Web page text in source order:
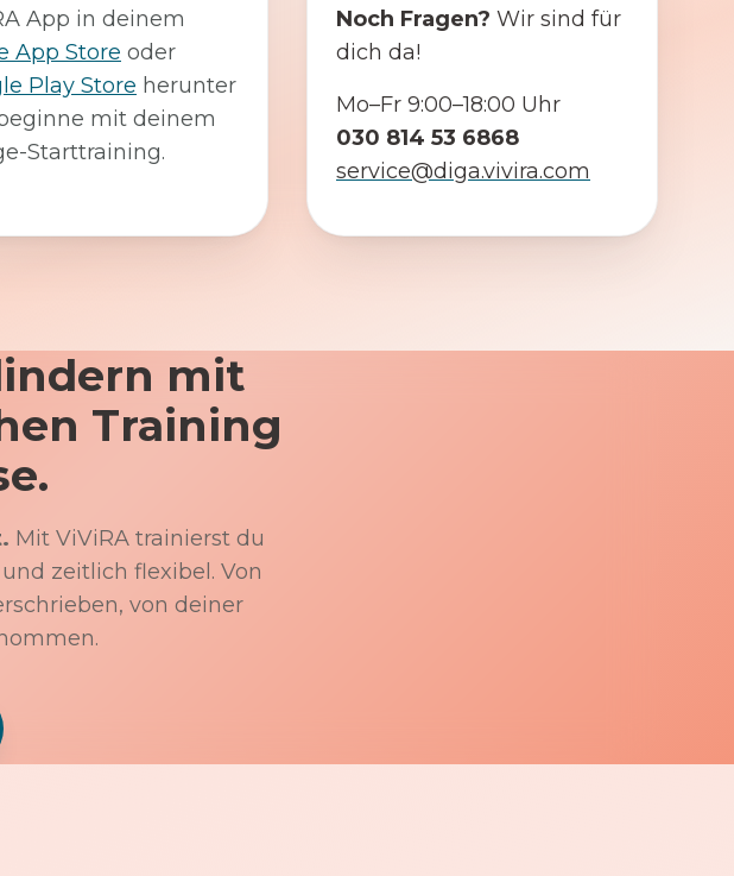
App in deinem
App Store oder
Play Store herunter
mit deinem
Starttraining.
Noch Fragen? Wir sind für
dich da!
Mo–Fr 9:00–18:00 Uhr
030 814 53 6868
service@diga.vivira.com
mit
Training
Mit ViViRA trainierst du
zeitlich flexibel. Von
von deiner